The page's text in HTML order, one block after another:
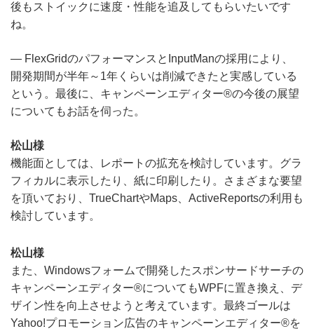
後もストイックに速度・性能を追及してもらいたいです
ね。
― FlexGridのパフォーマンスとInputManの採用により、
開発期間が半年～1年くらいは削減できたと実感している
という。最後に、キャンペーンエディター®の今後の展望
についてもお話を伺った。
松山様
機能面としては、レポートの拡充を検討しています。グラ
フィカルに表示したり、紙に印刷したり。さまざまな要望
を頂いており、TrueChartやMaps、ActiveReportsの利用も
検討しています。
松山様
また、Windowsフォームで開発したスポンサードサーチの
キャンペーンエディター®についてもWPFに置き換え、デ
ザイン性を向上させようと考えています。最終ゴールは
Yahoo!プロモーション広告のキャンペーンエディター®を